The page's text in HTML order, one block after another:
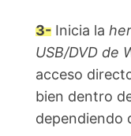
3- Inicia la
USB/DVD de
acceso
bien dentro
dependiendo